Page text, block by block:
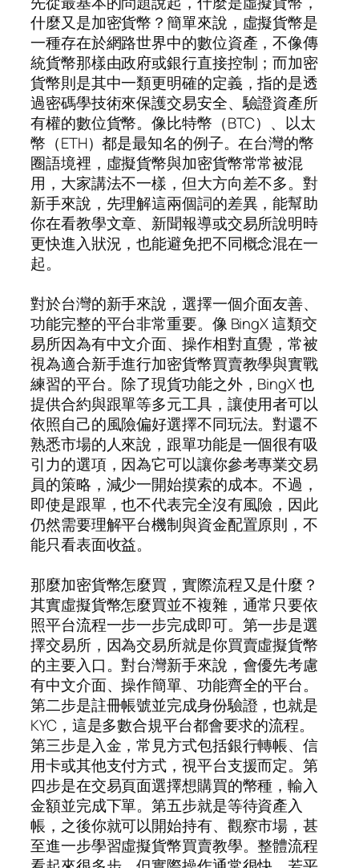
什麼又是加密貨幣？簡單來說，虛擬貨幣是
一種存在於網路世界中的數位資產，不像傳
統貨幣那樣由政府或銀行直接控制；而加密
貨幣則是其中一類更明確的定義，指的是透
過密碼學技術來保護交易安全、驗證資產所
有權的數位貨幣。像比特幣（BTC）、以太
幣（ETH）都是最知名的例子。在台灣的幣
圈語境裡，虛擬貨幣與加密貨幣常常被混
用，大家講法不一樣，但大方向差不多。對
新手來說，先理解這兩個詞的差異，能幫助
你在看教學文章、新聞報導或交易所說明時
更快進入狀況，也能避免把不同概念混在一
起。
對於台灣的新手來說，選擇一個介面友善、
功能完整的平台非常重要。像 BingX 這類交
易所因為有中文介面、操作相對直覺，常被
視為適合新手進行加密貨幣買賣教學與實戰
練習的平台。除了現貨功能之外，BingX 也
提供合約與跟單等多元工具，讓使用者可以
依照自己的風險偏好選擇不同玩法。對還不
熟悉市場的人來說，跟單功能是一個很有吸
引力的選項，因為它可以讓你參考專業交易
員的策略，減少一開始摸索的成本。不過，
即使是跟單，也不代表完全沒有風險，因此
仍然需要理解平台機制與資金配置原則，不
能只看表面收益。
那麼加密貨幣怎麼買，實際流程又是什麼？
其實虛擬貨幣怎麼買並不複雜，通常只要依
照平台流程一步一步完成即可。第一步是選
擇交易所，因為交易所就是你買賣虛擬貨幣
的主要入口。對台灣新手來說，會優先考慮
有中文介面、操作簡單、功能齊全的平台。
第二步是註冊帳號並完成身份驗證，也就是
KYC，這是多數合規平台都會要求的流程。
第三步是入金，常見方式包括銀行轉帳、信
用卡或其他支付方式，視平台支援而定。第
四步是在交易頁面選擇想購買的幣種，輸入
金額並完成下單。第五步就是等待資產入
帳，之後你就可以開始持有、觀察市場，甚
至進一步學習虛擬貨幣買賣教學。整體流程